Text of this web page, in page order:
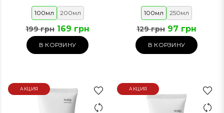
100мл 200мл
199 грн 169 грн
В КОРЗИНУ
100мл 250мл
129 грн 97 грн
В КОРЗИНУ
АКЦИЯ АКЦИЯ